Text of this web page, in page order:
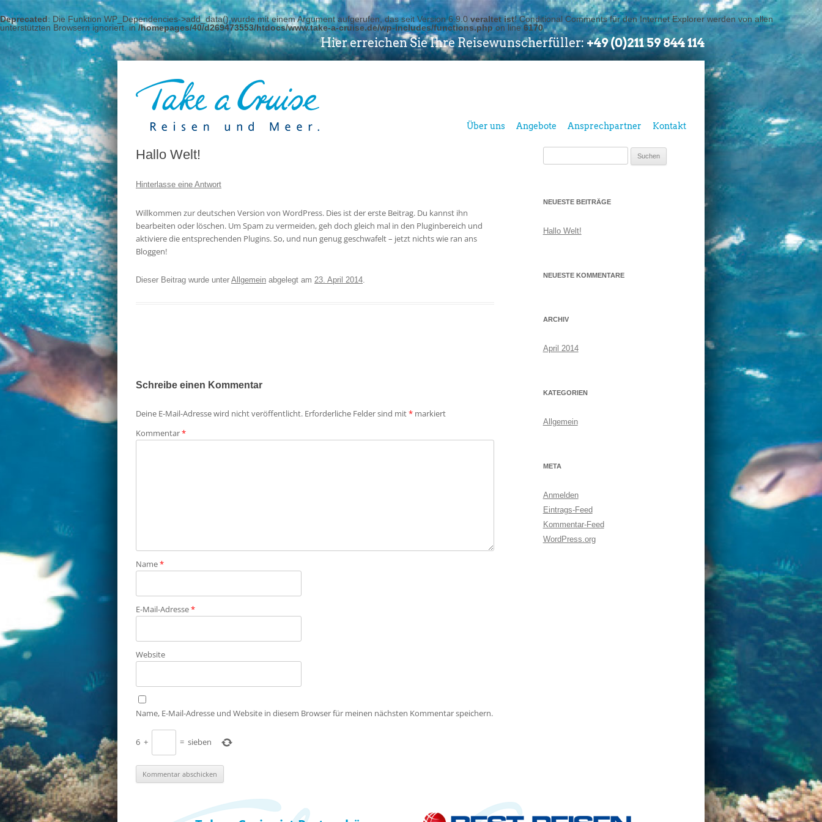
Deprecated: Die Funktion WP_Dependencies->add_data() wurde mit einem Argument aufgerufen, das seit Version 6.9.0 veraltet ist! Conditional Comments für den Internet Explorer werden von allen
unterstützten Browsern ignoriert. in/homepages/40/d269473553/htdocs/www.take-a-cruise.de/wp-includes/functions.php on line6170
Hier erreichen Sie Ihre Reisewunscherfüller:+49 (0)211 59 844 114
Über uns Angebote Ansprechpartner Kontakt
Hallo Welt!
Hinterlasse eine Antwort
Willkommen zur deutschen Version von WordPress. Dies ist der erste Beitrag. Du kannst ihn
bearbeiten oder löschen. Um Spam zu vermeiden, geh doch gleich mal in den Pluginbereich und
aktiviere die entsprechenden Plugins. So, und nun genug geschwafelt – jetzt nichts wie ran ans
Bloggen!
Dieser Beitrag wurde unter Allgemein abgelegt am 23. April 2014.
Schreibe einen Kommentar
Deine E-Mail-Adresse wird nicht veröffentlicht. Erforderliche Felder sind mit* markiert
Kommentar*
Name*
E-Mail-Adresse*
Website
Name, E-Mail-Adresse und Website in diesem Browser für meinen nächsten Kommentar speichern.
6 + = sieben
NEUESTE BEITRÄGE
Hallo Welt!
NEUESTE KOMMENTARE
ARCHIV
April 2014
KATEGORIEN
Allgemein
META
Anmelden
Eintrags-Feed
Kommentar-Feed
WordPress.org